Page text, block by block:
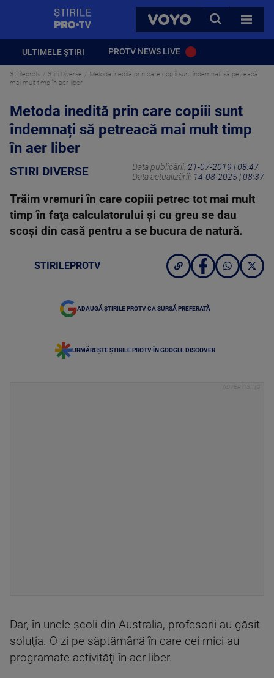
VOYO
CAUTA
TOATE
ULTIMELE ȘTIRI PROTV NEWS LIVE
Stirileprotv Stiri Diverse
Metoda inedită prin care copiii sunt îndemnați să petreacă
mai mult timp în aer liber
Metoda inedită prin care copiii sunt
îndemnați să petreacă mai mult timp
în aer liber
STIRI DIVERSE Data publicării: 21-07-2019 | 08:47
Data actualizării: 14-08-2025 | 08:37
Trăim vremuri în care copiii petrec tot mai mult
timp în faţa calculatorului și cu greu se dau
scoși din casă pentru a se bucura de natură.
STIRILEPROTV
ADAUGĂ ȘTIRILE PROTV CA SURSĂ PREFERATĂ
URMĂREȘTE ȘTIRILE PROTV ÎN GOOGLE DISCOVER
Dar, în unele şcoli din Australia, profesorii au găsit
soluţia. O zi pe săptămână în care cei mici au
programate activităţi în aer liber.